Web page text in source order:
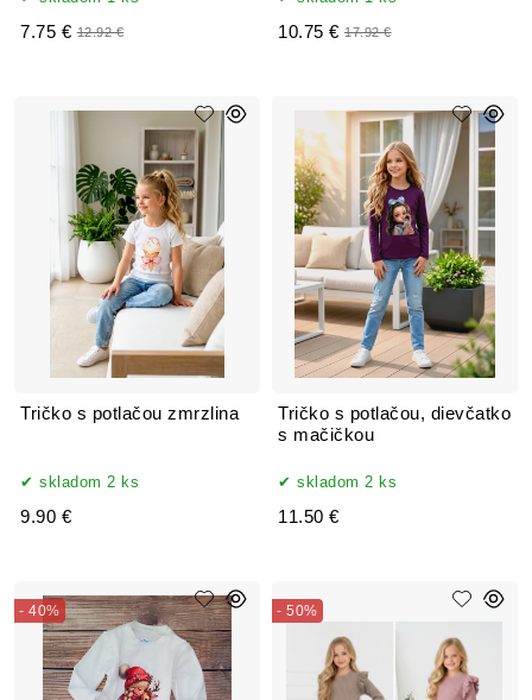
7.75 € 12.92 € 10.75 € 17.92 €
Tričko s potlačou zmrzlina
skladom 2 ks
9.90 €
Tričko s potlačou, dievčatko
s mačičkou
skladom 2 ks
11.50 €
- 40% - 50%